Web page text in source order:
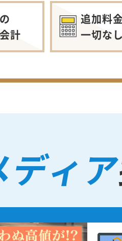
計
追加料
一切なし
ディ